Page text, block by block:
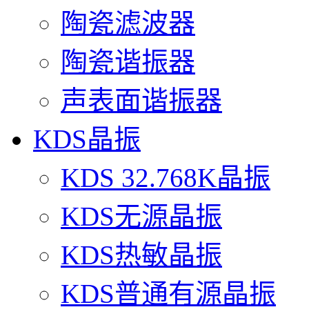
陶瓷滤波器
陶瓷谐振器
声表面谐振器
KDS晶振
KDS 32.768K晶振
KDS无源晶振
KDS热敏晶振
KDS普通有源晶振